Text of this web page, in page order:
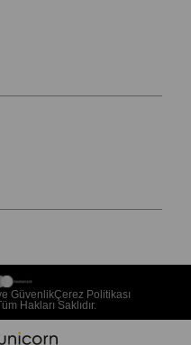
Hakları Saklıdır.
GüvenlikÇerez Politikası